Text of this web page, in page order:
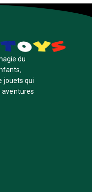
du
jouets qui
aventures